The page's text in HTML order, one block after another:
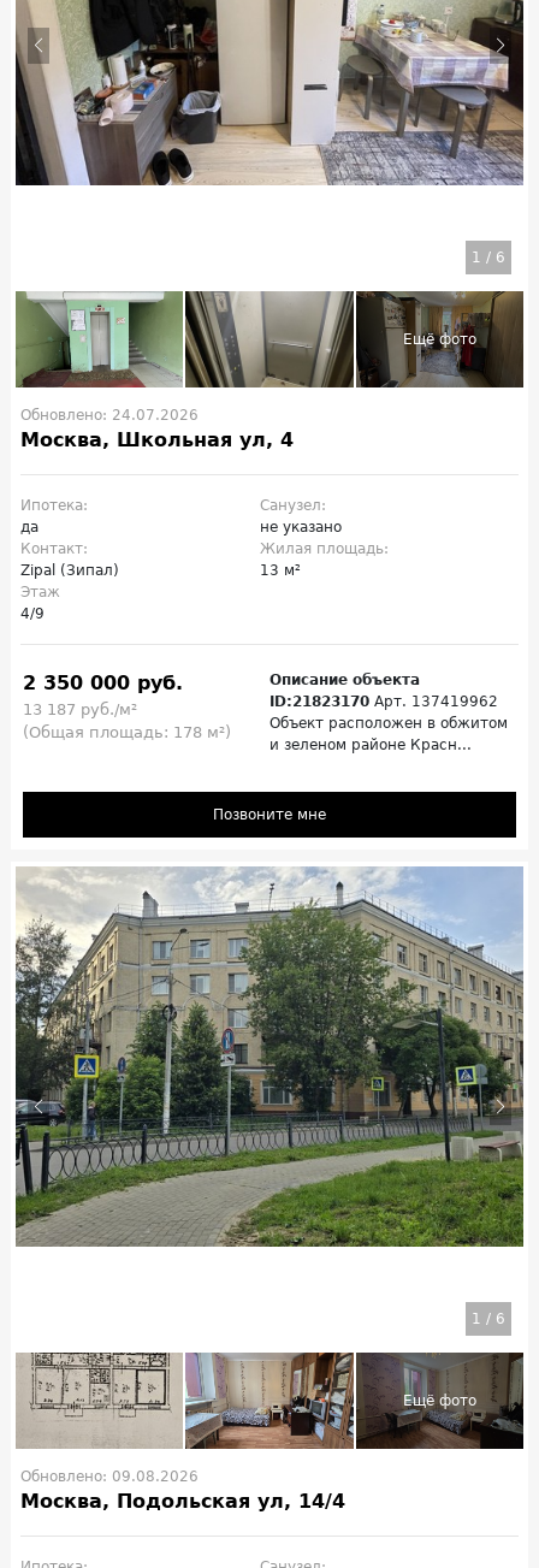
1 / 6
Обновлено: 24.07.2026
Москва, Школьная ул, 4
Ипотека:
да
Санузел:
не указано
Контакт:
Zipal (Зипал)
Жилая площадь:
13 м²
Этаж
4/9
2 350 000 руб.
13 187 руб./м²
(Общая площадь: 178 м²)
Описание объекта
ID:21823170 Арт. 137419962
Объект расположен в обжитом
и зеленом районе Красн...
Позвоните мне
1 / 6
Обновлено: 09.08.2026
Москва, Подольская ул, 14/4